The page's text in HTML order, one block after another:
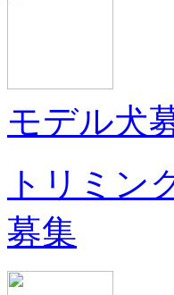
モデル犬
トリミン
募集